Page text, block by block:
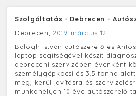
Szolgáltatás - Debrecen -
Debrecen, 2019. március 12.
Balogh István autószerelő és
laptop segítségével készít
debreceni szervizében évenként
személygépkocsi és 3.5 tonna
meg, kerül javításra és
munkahelyen 10 éve autószerelő